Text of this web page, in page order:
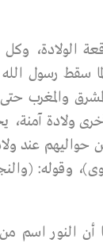
وكل
سقط رسول
والمغرب
ولادة آمنة،
عند
وقوله:
النور اسم